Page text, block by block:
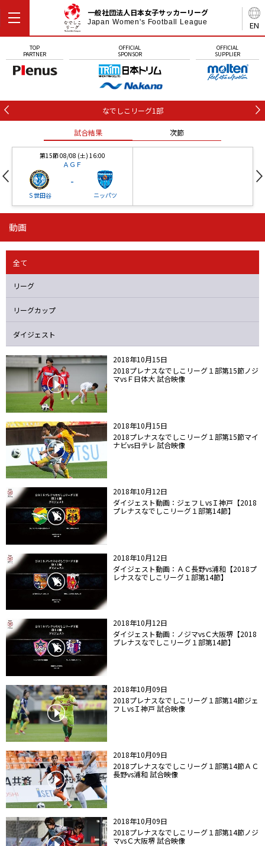
EN
一般社団法人日本女子サッカーリーグ
Japan Women's Football League
TOP
PARTNER
OFFICIAL
SPONSOR
OFFICIAL
SUPPLIER
なでしこリーグ1部
試合結果 次節
第15節 08/08 (土) 16:00
ＡＧＦ
Ｓ世田谷
-
ニッパツ
ニッパツ
ニッパツ 名古屋
石人の星
静岡 愛媛Ｌ
動画
全て
リーグ
リーグカップ
ダイジェスト
2018年10月15日
2018プレナスなでしこリーグ１部第15節ノジ
マvsＦ日体大 試合映像
2018年10月15日
2018プレナスなでしこリーグ１部第15節マイ
ナビvs日テレ 試合映像
2018年10月12日
ダイジェスト動画：ジェフＬvsＩ神戸【2018
プレナスなでしこリーグ１部第14節】
2018年10月12日
ダイジェスト動画：ＡＣ長野vs浦和【2018プ
レナスなでしこリーグ１部第14節】
2018年10月12日
ダイジェスト動画：ノジマvsＣ大阪堺【2018
プレナスなでしこリーグ１部第14節】
2018年10月09日
2018プレナスなでしこリーグ１部第14節ジェ
フＬvsＩ神戸 試合映像
2018年10月09日
2018プレナスなでしこリーグ１部第14節ＡＣ
長野vs浦和 試合映像
2018年10月09日
2018プレナスなでしこリーグ１部第14節ノジ
マvsＣ大阪堺 試合映像